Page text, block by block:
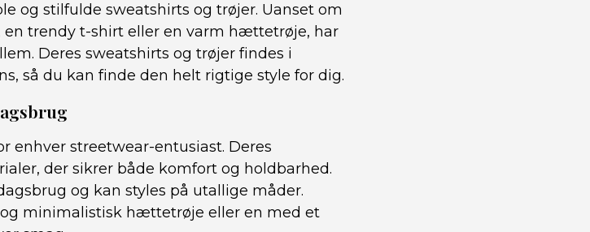
og stilfulde sweatshirts og trøjer. Uanset om
en trendy t-shirt eller en varm hættetrøje, har
Deres sweatshirts og trøjer findes i
så du kan finde den helt rigtige style for dig.
enhver streetwear-entusiast. Deres
der sikrer både komfort og holdbarhed.
og kan styles på utallige måder.
minimalistisk hættetrøje eller en med et